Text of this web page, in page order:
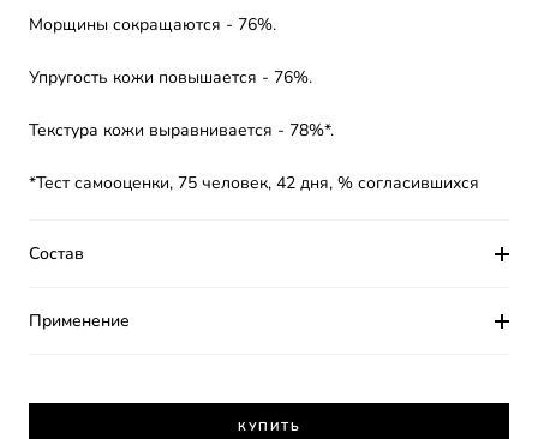
Морщины сокращаются - 76%.
Упругость кожи повышается - 76%.
Текстура кожи выравнивается - 78%*.
*Тест самооценки, 75 человек, 42 дня, % согласившихся
Состав
Применение
КУПИТЬ